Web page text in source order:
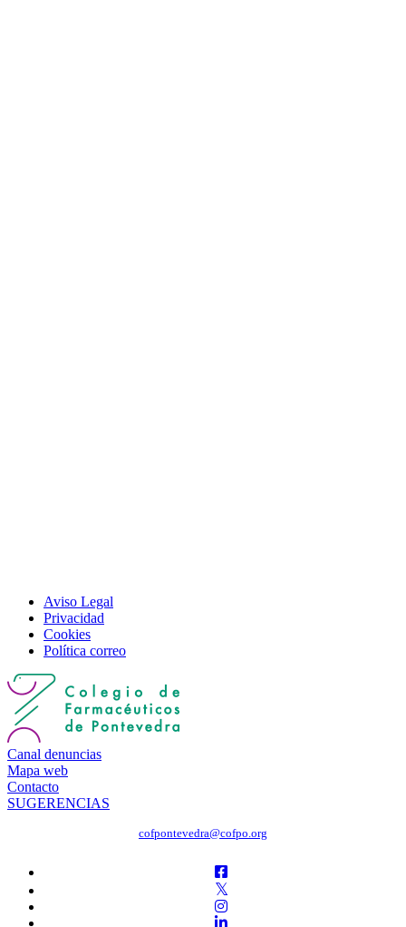
Aviso Legal
Privacidad
Cookies
Política correo
Canal denuncias
Mapa web
Contacto
SUGERENCIAS
cofpontevedra@cofpo.org